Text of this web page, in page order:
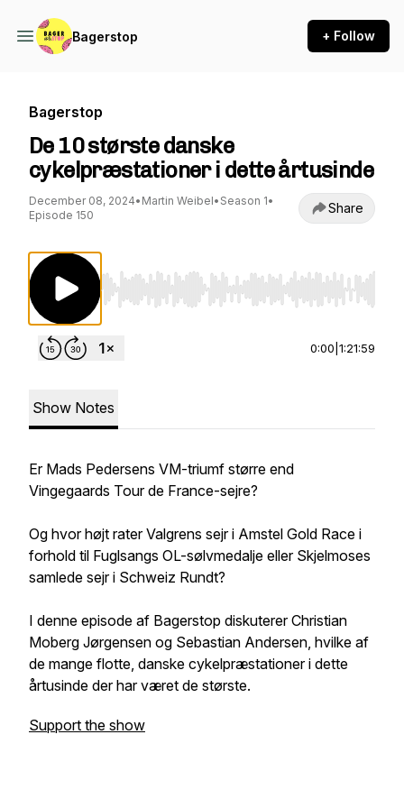
Bagerstop + Follow
Bagerstop
De 10 største danske
cykelpræstationer i dette årtusinde
December 08, 2024• Martin Weibel• Season 1•
Episode 150
Share
Use Left/Right to seek, Home/End to jump
0:00 1:21:59
Show Notes
Er Mads Pedersens VM-triumf større end
Vingegaards Tour de France-sejre?
Og hvor højt rater Valgrens sejr i Amstel Gold Race i
forhold til Fuglsangs OL-sølvmedalje eller Skjelmoses
samlede sejr i Schweiz Rundt?
I denne episode af Bagerstop diskuterer Christian
Moberg Jørgensen og Sebastian Andersen, hvilke af
de mange flotte, danske cykelpræstationer i dette
årtusinde der har været de største.
Support the show